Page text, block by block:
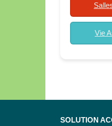
Vie
SOLUTION